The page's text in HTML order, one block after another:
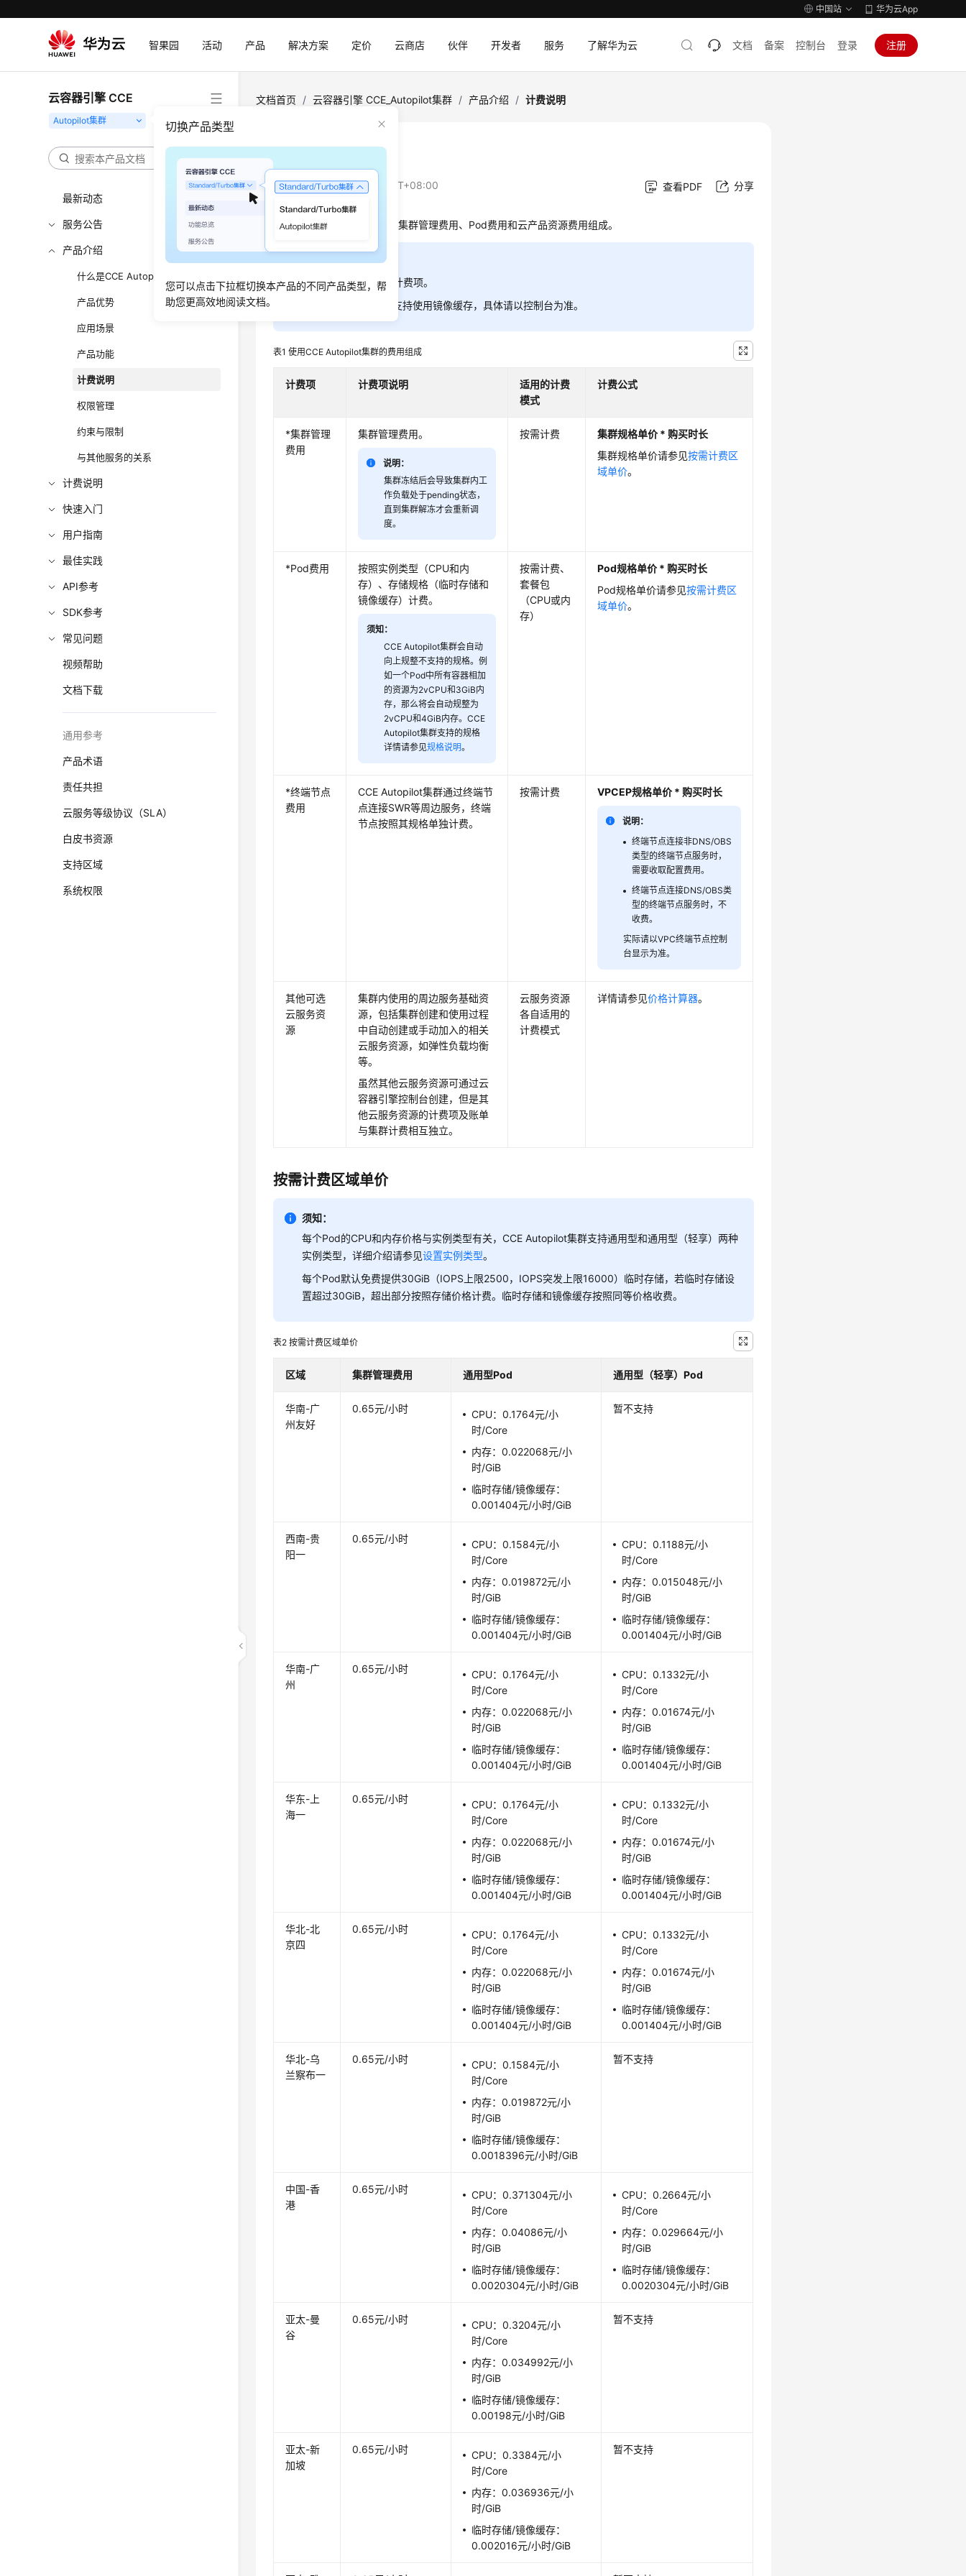
中国站 华为云App
智果园 活动 产品 解决方案 定价 云商店 伙伴 开发者 服务 了解华为云 文档 备案 控制台 登录 注册
云容器引擎 CCE
切换产品类型
您可以点击下拉框切换本产品的不同产品类型，帮
助您更高效地阅读文档。
最新动态
服务公告
产品介绍
什么是CCE Autopilot集群
产品优势
应用场景
产品功能
计费说明
权限管理
约束与限制
与其他服务的关系
计费说明
快速入门
用户指南
最佳实践
API参考
SDK参考
常见问题
视频帮助
文档下载
通用参考
产品术语
责任共担
云服务等级协议（SLA）
白皮书资源
支持区域
系统权限
文档首页 / 云容器引擎 CCE_Autopilot集群 / 产品介绍 / 计费说明
更新时间：2025-11-25 GMT+08:00 查看PDF 分享
CCE Autopilot集群的计费由集群管理费用、Pod费用和云产品资源费用组成。
说明：
标 * 的计费项为必选计费项。
目前，只有部分区域支持使用镜像缓存，具体请以控制台为准。
表1使用CCE Autopilot集群的费用组成
计费项 计费项说明
适用的计费
模式
计费公式
*集群管理
费用
集群管理费用。
说明：
集群冻结后会导致集群内工
作负载处于pending状态，
直到集群解冻才会重新调
度。
按需计费 集群规格单价 * 购买时长
集群规格单价请参见按需计费区
域单价。
*Pod费用
按照实例类型（CPU和内
存）、存储规格（临时存储和
镜像缓存）计费。
须知：
CCE Autopilot集群会自动
向上规整不支持的规格。例
如一个Pod中所有容器相加
的资源为2vCPU和3GiB内
存，那么将会自动规整为
2vCPU和4GiB内存。CCE
Autopilot集群支持的规格
详情请参见规格说明。
按需计费、
套餐包
（CPU或内
存）
Pod规格单价 * 购买时长
Pod规格单价请参见按需计费区
域单价。
*终端节点
费用
CCE Autopilot集群通过终端节
点连接SWR等周边服务，终端
节点按照其规格单独计费。
按需计费 VPCEP规格单价 * 购买时长
说明：
终端节点连接非DNS/OBS
类型的终端节点服务时，
需要收取配置费用。
终端节点连接DNS/OBS类
型的终端节点服务时，不
收费。
实际请以VPC终端节点控制
台显示为准。
其他可选
云服务资
源
集群内使用的周边服务基础资
源，包括集群创建和使用过程
中自动创建或手动加入的相关
云服务资源，如弹性负载均衡
等。
虽然其他云服务资源可通过云
容器引擎控制台创建，但是其
他云服务资源的计费项及账单
与集群计费相互独立。
云服务资源
各自适用的
计费模式
详情请参见价格计算器。
按需计费区域单价
须知：
每个Pod的CPU和内存价格与实例类型有关，CCE Autopilot集群支持通用型和通用型（轻享）两种
实例类型，详细介绍请参见设置实例类型。
每个Pod默认免费提供30GiB（IOPS上限2500，IOPS突发上限16000）临时存储，若临时存储设
置超过30GiB，超出部分按照存储价格计费。临时存储和镜像缓存按照同等价格收费。
表2按需计费区域单价
区域 集群管理费用 通用型Pod 通用型（轻享）Pod
华南-广
州友好
0.65元/小时
CPU：0.1764元/小
时/Core
内存：0.022068元/小
时/GiB
临时存储/镜像缓存：
0.001404元/小时/GiB
暂不支持
西南-贵
阳一
0.65元/小时
CPU：0.1584元/小
时/Core
内存：0.019872元/小
时/GiB
临时存储/镜像缓存：
0.001404元/小时/GiB
CPU：0.1188元/小
时/Core
内存：0.015048元/小
时/GiB
临时存储/镜像缓存：
0.001404元/小时/GiB
华南-广
州
0.65元/小时
CPU：0.1764元/小
时/Core
内存：0.022068元/小
时/GiB
临时存储/镜像缓存：
0.001404元/小时/GiB
CPU：0.1332元/小
时/Core
内存：0.01674元/小
时/GiB
临时存储/镜像缓存：
0.001404元/小时/GiB
华东-上
海一
0.65元/小时
CPU：0.1764元/小
时/Core
内存：0.022068元/小
时/GiB
临时存储/镜像缓存：
0.001404元/小时/GiB
CPU：0.1332元/小
时/Core
内存：0.01674元/小
时/GiB
临时存储/镜像缓存：
0.001404元/小时/GiB
华北-北
京四
0.65元/小时
CPU：0.1764元/小
时/Core
内存：0.022068元/小
时/GiB
临时存储/镜像缓存：
0.001404元/小时/GiB
CPU：0.1332元/小
时/Core
内存：0.01674元/小
时/GiB
临时存储/镜像缓存：
0.001404元/小时/GiB
华北-乌
兰察布一
0.65元/小时
CPU：0.1584元/小
时/Core
内存：0.019872元/小
时/GiB
临时存储/镜像缓存：
0.0018396元/小时/GiB
暂不支持
中国-香
港
0.65元/小时
CPU：0.371304元/小
时/Core
内存：0.04086元/小
时/GiB
临时存储/镜像缓存：
0.0020304元/小时/GiB
CPU：0.2664元/小
时/Core
内存：0.029664元/小
时/GiB
临时存储/镜像缓存：
0.0020304元/小时/GiB
亚太-曼
谷
0.65元/小时
CPU：0.3204元/小
时/Core
内存：0.034992元/小
时/GiB
临时存储/镜像缓存：
0.00198元/小时/GiB
暂不支持
亚太-新
加坡
0.65元/小时
CPU：0.3384元/小
时/Core
内存：0.036936元/小
时/GiB
临时存储/镜像缓存：
0.002016元/小时/GiB
暂不支持